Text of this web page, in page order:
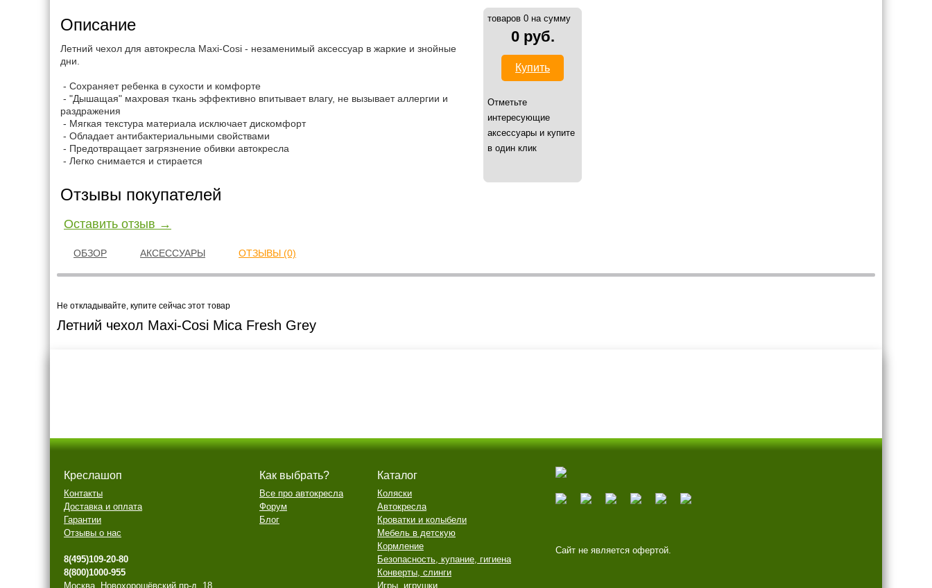
Описание
Летний чехол для автокресла Maxi-Cosi - незаменимый аксессуар в жаркие и знойные
дни.
- Сохраняет ребенка в сухости и комфорте
- "Дышащая" махровая ткань эффективно впитывает влагу, не вызывает аллергии и
раздражения
- Мягкая текстура материала исключает дискомфорт
- Обладает антибактериальными свойствами
- Предотвращает загрязнение обивки автокресла
- Легко снимается и стирается
Отзывы покупателей
Оставить отзыв →
товаров 0 на сумму
0 руб.
Купить
Отметьте
интересующие
аксессуары и купите
в один клик
ОБЗОР АКСЕССУАРЫ ОТЗЫВЫ (0)
Не откладывайте, купите сейчас этот товар
Летний чехол Maxi-Cosi Mica Fresh Grey
Креслашоп
Контакты
Доставка и оплата
Гарантии
Отзывы о нас
8(495)109-20-80
8(800)1000-955
Москва, Новохорошёвский пр-д, 18
Как выбрать?
Все про автокресла
Форум
Блог
Каталог
Коляски
Автокресла
Кроватки и колыбели
Мебель в детскую
Кормление
Безопасность, купание, гигиена
Конверты, слинги
Игры, игрушки
Сайт не является офертой.